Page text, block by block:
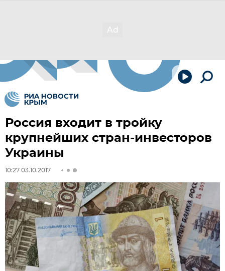
Россия входит в тройку
крупнейших стран-инвесторов
Украины
10:27 03.10.2017